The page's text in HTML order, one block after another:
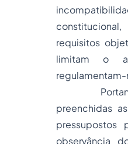
requisitos
limitam o
regulamentam-
Portanto, a
preenchidas
pressupostos
observância